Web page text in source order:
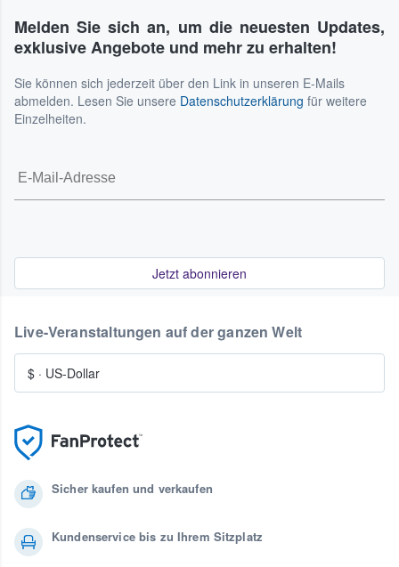
Melden Sie sich an, um die neuesten Updates,
exklusive Angebote und mehr zu erhalten!
Sie können sich jederzeit über den Link in unseren E-Mails
abmelden. Lesen Sie unsere Datenschutzerklärung für weitere
Einzelheiten.
Jetzt abonnieren
Sicher kaufen und verkaufen
Kundenservice bis zu Ihrem Sitzplatz
Live-Veranstaltungen auf der ganzen Welt
$ · US-Dollar